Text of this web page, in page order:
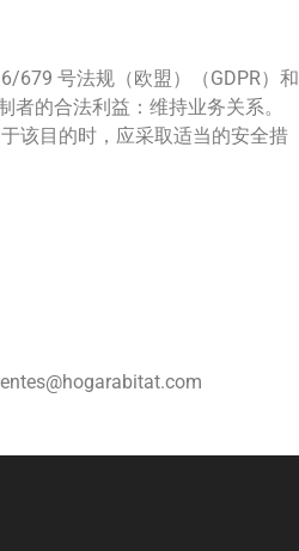
679 号法规（欧盟）（GDPR）和
者的合法利益：维持业务关系。
该目的时，应采取适当的安全措